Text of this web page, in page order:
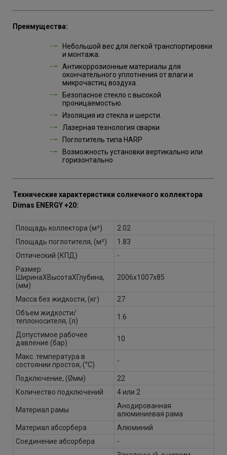
Преимущества:
Небольшой вес для легкой транспортировки
и монтажа.
Антикоррозионные материалы для
окончательного уплотнения от влаги и
микрочастиц воздуха.
Безопасное стекло с высокой
проницаемостью.
Изоляция из стекла и шерсти.
Лазерная технология сварки
Поглотитель типа HARP
Возможность установки вертикально или
горизонтально
Технические характеристики cолнечного коллектора
Dimas ENERGY +20:
Площадь коллектора (м²)
2.02
Площадь поглотителя, (м²)
1.83
Оптический (КПД)
-
Размер:
ШиринаХВысотаХГлубина,
(мм)
2006х1007х85
Масса без жидкости, (кг)
27
Объем жидкости/
теплоносителя, (л)
1.6
Допустимое рабочее
давление (бар)
10
Макс. температура в
состоянии простоя, (°С)
-
Подключение, (Øмм)
22
Количество подключений
4 или 2
Материал рамы
Анодированная
алюминиевая рама
Материал абсорбера
Алюминий
Соединение абсорбера
-